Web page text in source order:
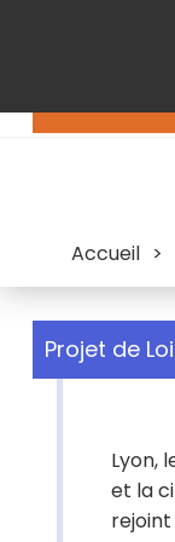
Accueil >
Projet de
Lyon,
et la